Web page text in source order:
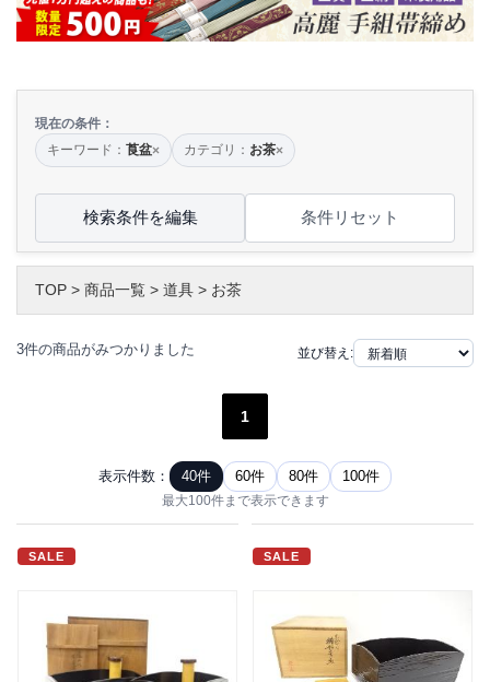
現在の条件：
キーワード： 莨盆× カテゴリ： お茶×
検索条件を編集 条件リセット
TOP > 商品一覧 > 道具 > お茶
3件の商品がみつかりました 並び替え:
1
表示件数： 40件 60件 80件 100件
最大100件まで表示できます
SALE SALE